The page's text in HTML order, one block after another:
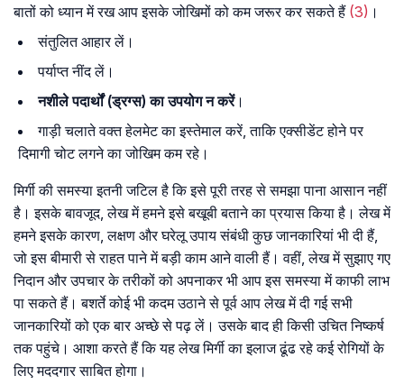
बातों को ध्यान में रख आप इसके जोखिमों को कम जरूर कर सकते हैं (3) ।
संतुलित आहार लें।
पर्याप्त नींद लें।
नशीले पदार्थों (ड्रग्स) का उपयोग न करें।
गाड़ी चलाते वक्त हेलमेट का इस्तेमाल करें, ताकि एक्सीडेंट होने पर
दिमागी चोट लगने का जोखिम कम रहे।
मिर्गी की समस्या इतनी जटिल है कि इसे पूरी तरह से समझा पाना आसान नहीं
है। इसके बावजूद, लेख में हमने इसे बखूबी बताने का प्रयास किया है। लेख में
हमने इसके कारण, लक्षण और घरेलू उपाय संबंधी कुछ जानकारियां भी दी हैं,
जो इस बीमारी से राहत पाने में बड़ी काम आने वाली हैं। वहीं, लेख में सुझाए गए
निदान और उपचार के तरीकों को अपनाकर भी आप इस समस्या में काफी लाभ
पा सकते हैं। बशर्ते कोई भी कदम उठाने से पूर्व आप लेख में दी गई सभी
जानकारियों को एक बार अच्छे से पढ़ लें। उसके बाद ही किसी उचित निष्कर्ष
तक पहुंचे। आशा करते हैं कि यह लेख मिर्गी का इलाज ढूंढ रहे कई रोगियों के
लिए मददगार साबित होगा।